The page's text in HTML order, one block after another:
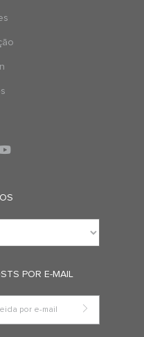
POR E-MAIL